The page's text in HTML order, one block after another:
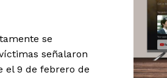
Puebla Oaxaca
se
señalaron
el 9 de febrero de